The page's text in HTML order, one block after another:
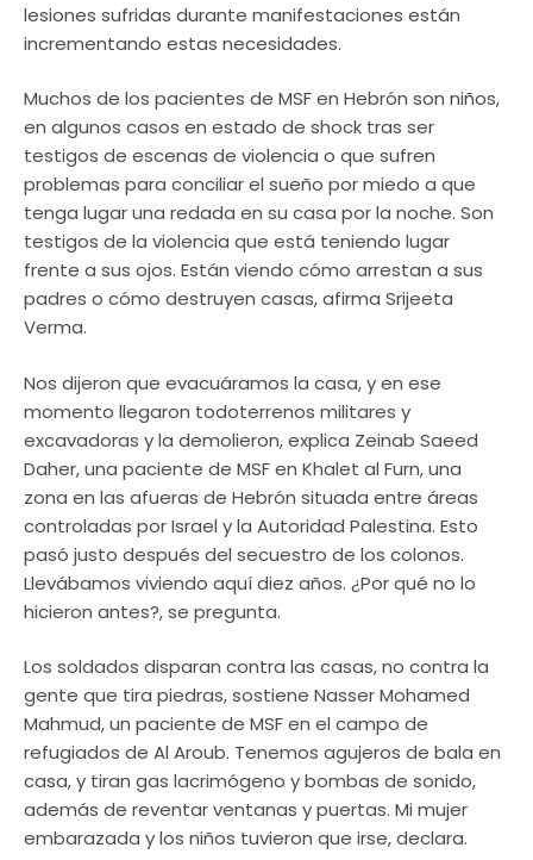
lesiones sufridas durante manifestaciones están
incrementando estas necesidades.
Muchos de los pacientes de MSF en Hebrón son niños,
en algunos casos en estado de shock tras ser
testigos de escenas de violencia o que sufren
problemas para conciliar el sueño por miedo a que
tenga lugar una redada en su casa por la noche. Son
testigos de la violencia que está teniendo lugar
frente a sus ojos. Están viendo cómo arrestan a sus
padres o cómo destruyen casas, afirma Srijeeta
Verma.
Nos dijeron que evacuáramos la casa, y en ese
momento llegaron todoterrenos militares y
excavadoras y la demolieron, explica Zeinab Saeed
Daher, una paciente de MSF en Khalet al Furn, una
zona en las afueras de Hebrón situada entre áreas
controladas por Israel y la Autoridad Palestina. Esto
pasó justo después del secuestro de los colonos.
Llevábamos viviendo aquí diez años. ¿Por qué no lo
hicieron antes?, se pregunta.
Los soldados disparan contra las casas, no contra la
gente que tira piedras, sostiene Nasser Mohamed
Mahmud, un paciente de MSF en el campo de
refugiados de Al Aroub. Tenemos agujeros de bala en
casa, y tiran gas lacrimógeno y bombas de sonido,
además de reventar ventanas y puertas. Mi mujer
embarazada y los niños tuvieron que irse, declara.